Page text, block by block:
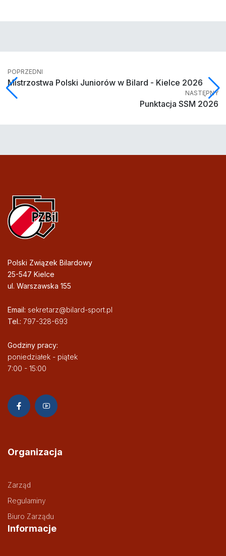
POPRZEDNI
Mistrzostwa Polski Juniorów w Bilard - Kielce 2026
NASTĘPNY
Punktacja SSM 2026
Polski Związek Bilardowy
25-547 Kielce
ul. Warszawska 155
Email: sekretarz@bilard-sport.pl
Tel.: 797-328-693
Godziny pracy:
poniedziałek - piątek
7:00 - 15:00
Organizacja
Zarząd
Regulaminy
Biuro Zarządu
Informacje